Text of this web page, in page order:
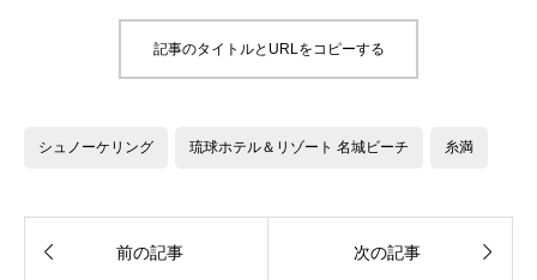
記事のタイトルとURLをコピーする
シュノーケリング 琉球ホテル＆リゾート 名城ビーチ 糸満
 前の記事 次の記事 